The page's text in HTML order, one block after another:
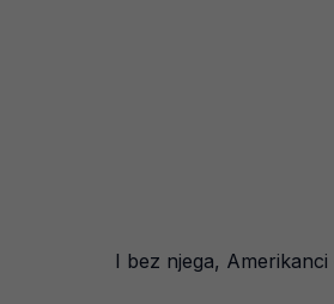
I bez njega,